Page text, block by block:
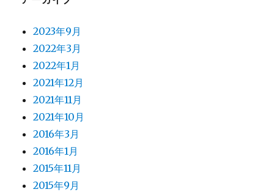
2023年9月
2022年3月
2022年1月
2021年12月
2021年11月
2021年10月
2016年3月
2016年1月
2015年11月
2015年9月